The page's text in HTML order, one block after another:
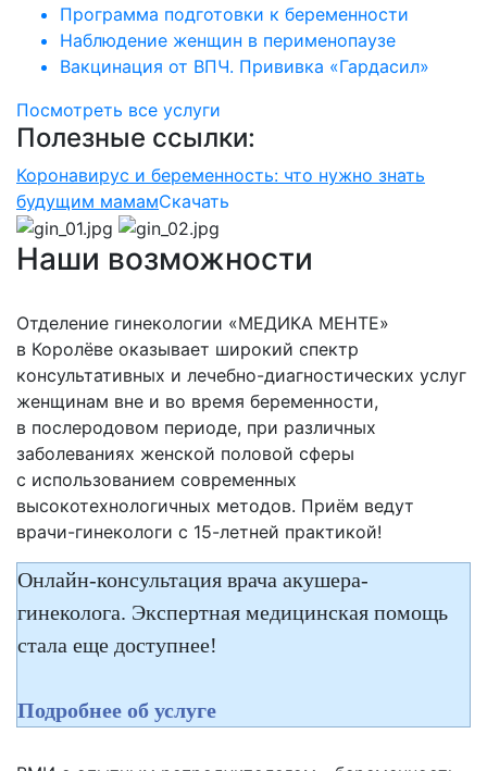
Программа подготовки к беременности
Наблюдение женщин в перименопаузе
Вакцинация от ВПЧ. Прививка «Гардасил»
Посмотреть все услуги
Полезные ссылки:
Коронавирус и беременность: что нужно знать
будущим мамамСкачать
Наши возможности
Отделение гинекологии «МЕДИКА МЕНТЕ»
в Королёве оказывает широкий спектр
консультативных и лечебно-диагностических услуг
женщинам вне и во время беременности,
в послеродовом периоде, при различных
заболеваниях женской половой сферы
с использованием современных
высокотехнологичных методов. Приём ведут
врачи-гинекологи с 15-летней практикой!
Онлайн-консультация врача акушера-
гинеколога. Экспертная медицинская помощь
стала еще доступнее!
Подробнее об услуге